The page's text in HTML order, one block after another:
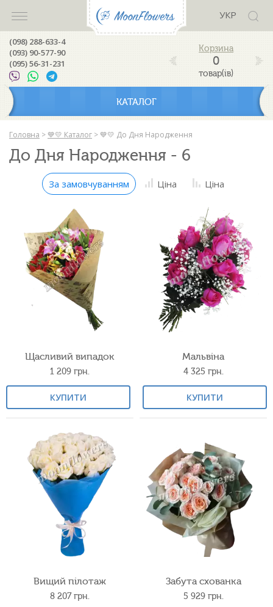
УКР
(098) 288-633-4
(093) 90-577-90
(095) 56-31-231
0
товар(ів)
КАТАЛОГ
Головна > 💙💛 Каталог > 💙💛 До Дня Народження
До Дня Народження - 6
За замовчуванням Ціна Ціна
Щасливий випадок
1 209 грн.
КУПИТИ
Мальвіна
4 325 грн.
КУПИТИ
Вищий пілотаж
8 207грн.
Забута схованка
5 929 грн.